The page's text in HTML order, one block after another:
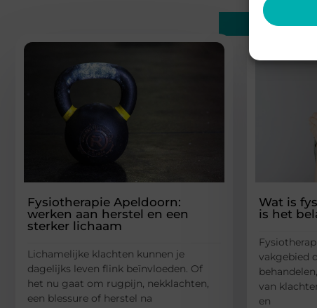
Fysiotherapie Apeldoorn:
werken aan herstel en een
sterker lichaam
Lichamelijke klachten kunnen je
dagelijks leven flink beïnvloeden. Of
het nu gaat om rugpijn, nekklachten,
een blessure of herstel na
Wat is
is het
vakgebied
van
en